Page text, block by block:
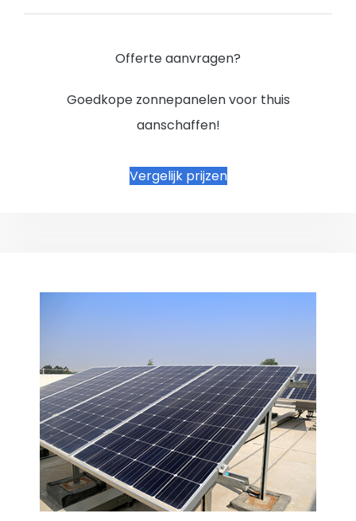
Offerte aanvragen?
Goedkope zonnepanelen voor thuis
aanschaffen!
Vergelijk prijzen